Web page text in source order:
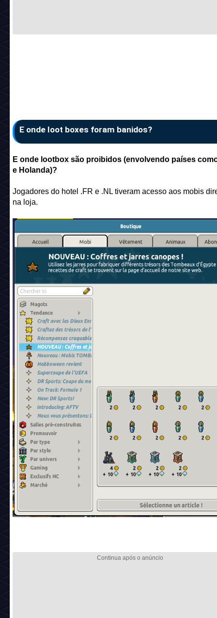
E onde loot boxes foram banidos?
E onde lootbox são proibidos (envolvendo países
e Holanda)?
Jogadores do hotel .FR e .NL tiveram acesso aos mobis
na loja.